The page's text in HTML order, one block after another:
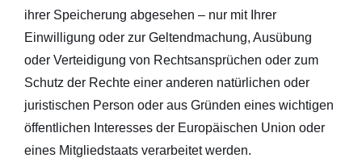
ihrer Speicherung abgesehen – nur mit Ihrer
Einwilligung oder zur Geltendmachung, Ausübung
oder Verteidigung von Rechtsansprüchen oder zum
Schutz der Rechte einer anderen natürlichen oder
juristischen Person oder aus Gründen eines wichtigen
öffentlichen Interesses der Europäischen Union oder
eines Mitgliedstaats verarbeitet werden.